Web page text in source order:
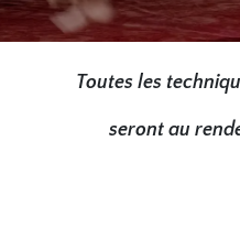
Toutes les
seront au